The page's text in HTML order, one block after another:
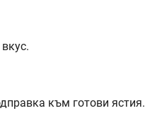
към готови ястия.